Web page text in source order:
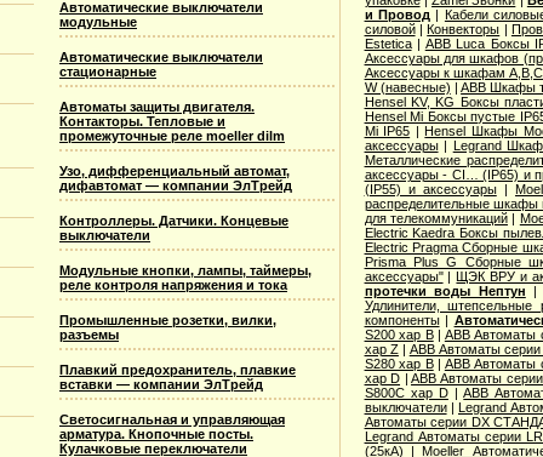
Автоматические выключатели
модульные
Автоматические выключатели
стационарные
Автоматы защиты двигателя.
Контакторы. Тепловые и
промежуточные реле moeller dilm
Узо, дифференциальный автомат,
дифавтомат — компании ЭлТрейд
Контроллеры. Датчики. Концевые
выключатели
Модульные кнопки, лампы, таймеры,
реле контроля напряжения и тока
Промышленные розетки, вилки,
разъемы
Плавкий предохранитель, плавкие
вставки — компании ЭлТрейд
Светосигнальная и управляющая
арматура. Кнопочные посты.
Кулачковые переключатели
и Провод | Кабели
силовой|Конвекторы |
Estetica| ABB Luca Боксы
Аксессуары для шкафов
Аксессуары к шкафам
W (навесные) |ABB Шкафы
Hensel KV, KG Боксы
Hensel Mi Боксы пустые
Mi IP65 |Hensel Шкафы
аксессуары| Legrand
Металлические
аксессуары - CI… (IP65) и
(IP55) и аксессуары|
распределительные
для телекоммуникаций|
Electric Kaedra Боксы
Electric Pragma Сборные
Prisma Plus G Сборные
аксессуары"|ЩЭК ВРУ и
протечки воды Нептун
Удлинители, штепсельные
компоненты|
S200 хар B| ABB Автоматы
хар Z| ABB Автоматы
S280 хар B| ABB Автоматы
хар D | ABB Автоматы
S800C хар D|ABB
выключатели| Legrand
Автоматы серии DX
Legrand Автоматы серии
(25кА) |Moeller